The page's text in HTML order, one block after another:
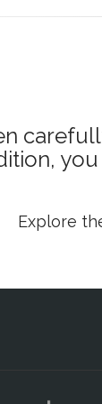
de un
Austro-
Explore